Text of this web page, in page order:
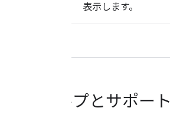
表示します。
ヘルプとサポート